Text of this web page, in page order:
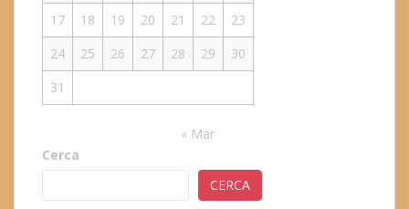
17
18 19 20 21 22
23
24
25 26 27 28 29
30
31
« Mar
Cerca
CERCA